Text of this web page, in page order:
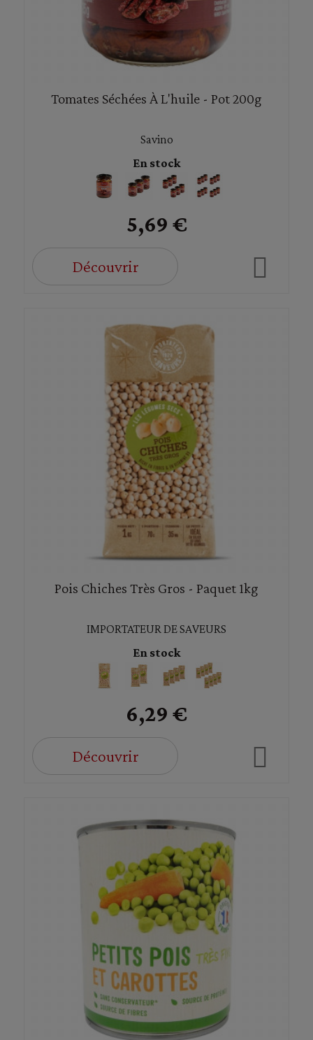
Tomates Séchées À L'huile - Pot 200g
Savino
En stock
5,69 €
Découvrir
Pois Chiches Très Gros - Paquet 1kg
IMPORTATEUR DE SAVEURS
En stock
6,29 €
Découvrir